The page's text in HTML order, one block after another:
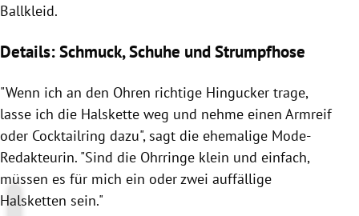
Ballkleid.
Details: Schmuck, Schuhe und Strumpfhose
"Wenn ich an den Ohren richtige Hingucker trage,
lasse ich die Halskette weg und nehme einen Armreif
oder Cocktailring dazu", sagt die ehemalige Mode-
Redakteurin. "Sind die Ohrringe klein und einfach,
müssen es für mich ein oder zwei auffällige
Halsketten sein."